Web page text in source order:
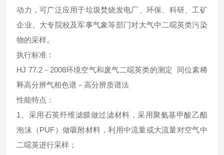
动力，可广泛应用于垃圾焚烧发电厂、环保、科研、工矿
企业、大专院校及军事气象等部门对大气中二噁英类污染
物的采样。
执行标准：
HJ 77.2－2008环境空气和废气二噁英类的测定 同位素稀
释高分辨气相色谱－高分辨质谱法
性能特点：
1、采用石英纤维滤膜做过滤材料，采用聚氨基甲酸乙酯
泡沫（PUF）做吸附材料，利用中流量或大流量对空气中
二噁英进行采样；